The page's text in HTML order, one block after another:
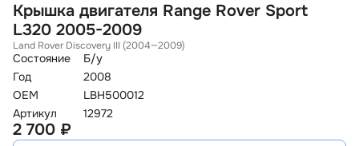
Крышка двигателя Range Rover Sport
L320 2005-2009
Land Rover Discovery III (2004—2009)
Состояние
Б/у
Год
2008
OEM
LBH500012
Артикул
12972
2 700 ₽